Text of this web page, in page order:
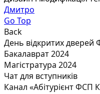
Дмитро
Go Top
Back
День відкритих дверей
Бакалаврат 2024
Магістратура 2024
Чат для вступників
Канал «Абітурієнт ФСП